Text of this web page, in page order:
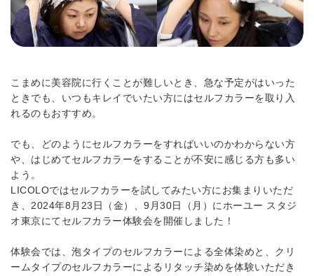
こまめに美容院に行くことが難しいとき、急な予定がはいった
ときでも、いつもキレイでいたい方にはセルフカラーを取り入
れるのもおすすめ。
でも、どのようにセルフカラーをすればいいのかわからない方
や、はじめてセルフカラーをすることが不安に感じる方も多い
よう。
LICOLOではセルフカラーを試してみたい方にお集まりいただ
き、2024年8月23日（金）、9月30日（月）にホーユー スタジ
オ東京にてセルフカラー体験会を開催しました！
体験会では、泡タイプのセルフカラーによる全体染めと、クリ
ームタイプのセルフカラーによるリタッチ染めを体験いただき